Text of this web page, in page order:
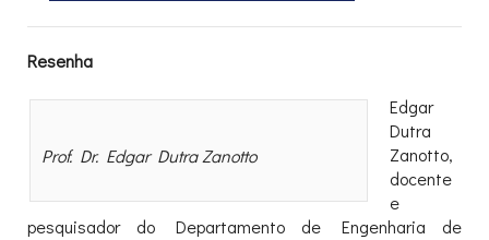
Resenha
Prof. Dr. Edgar Dutra Zanotto
Edgar
Dutra
Zanotto,
docente
e
pesquisador do Departamento de Engenharia de